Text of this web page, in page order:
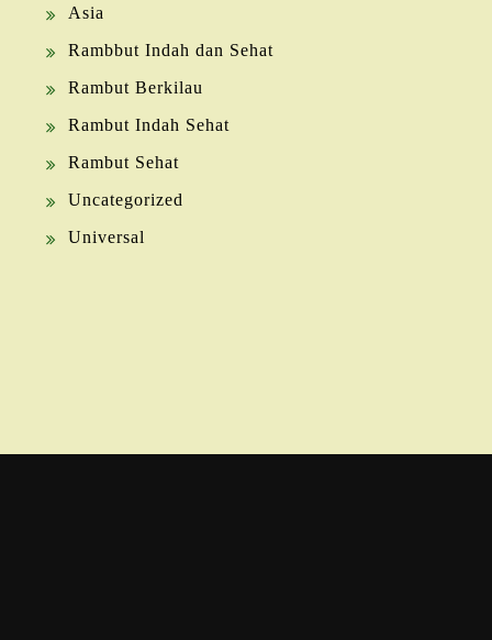
Asia
Rambbut Indah dan Sehat
Rambut Berkilau
Rambut Indah Sehat
Rambut Sehat
Uncategorized
Universal